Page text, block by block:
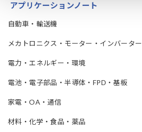
アプリケーションノート
自動車・輸送機
メカトロニクス・モーター・インバーター
電力・エネルギー・環境
電池・電子部品・半導体・FPD・基板
家電・OA・通信
材料・化学・食品・薬品